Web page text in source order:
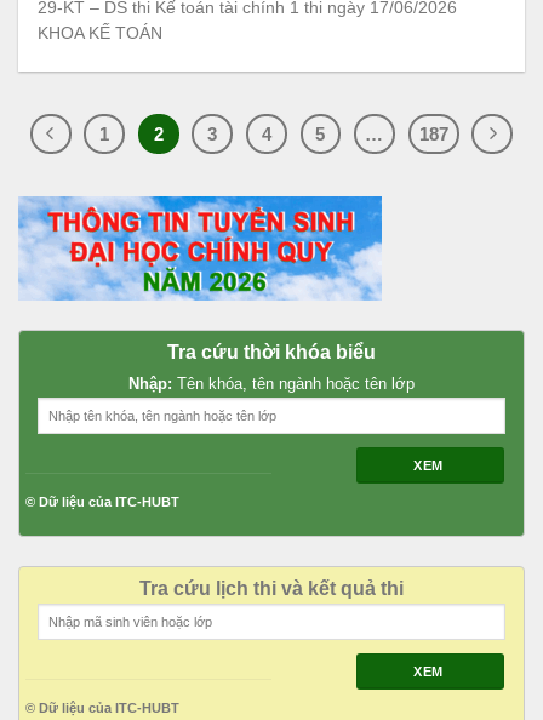
29-KT – DS thi Kế toán tài chính 1 thi ngày 17/06/2026
KHOA KẾ TOÁN
1 2 3 4 5 … 187
Tra cứu thời khóa biểu
Nhập: Tên khóa, tên ngành hoặc tên lớp
XEM
© Dữ liệu của ITC-HUBT
Tra cứu lịch thi và kết quả thi
XEM
© Dữ liệu của ITC-HUBT